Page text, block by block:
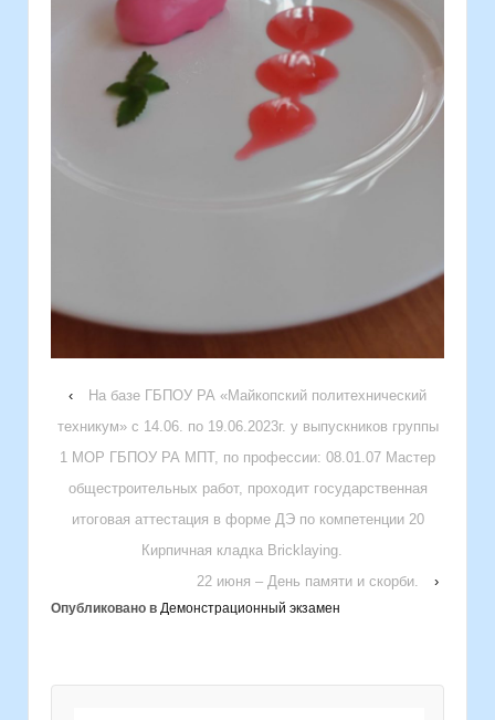
‹
На базе ГБПОУ РА «Майкопский политехнический
техникум» с 14.06. по 19.06.2023г. у выпускников группы
1 МОР ГБПОУ РА МПТ, по профессии: 08.01.07 Мастер
общестроительных работ, проходит государственная
итоговая аттестация в форме ДЭ по компетенции 20
Кирпичная кладка Bricklaying.
22 июня – День памяти и скорби.
›
Опубликовано в Демонстрационный экзамен